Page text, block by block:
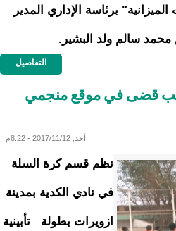
برئاسة الإداري المدير
سالم ولد البشير.
التفاصيل
قضى في موقع منجمي
أحد, 2017/11/12 - 8:22م
نظم قسم كرة السلة
في نادي الكدية بمدينة
ازويرات بطولة تأبينية